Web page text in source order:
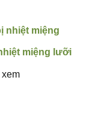
nhiệt miệng
miệng lưỡi